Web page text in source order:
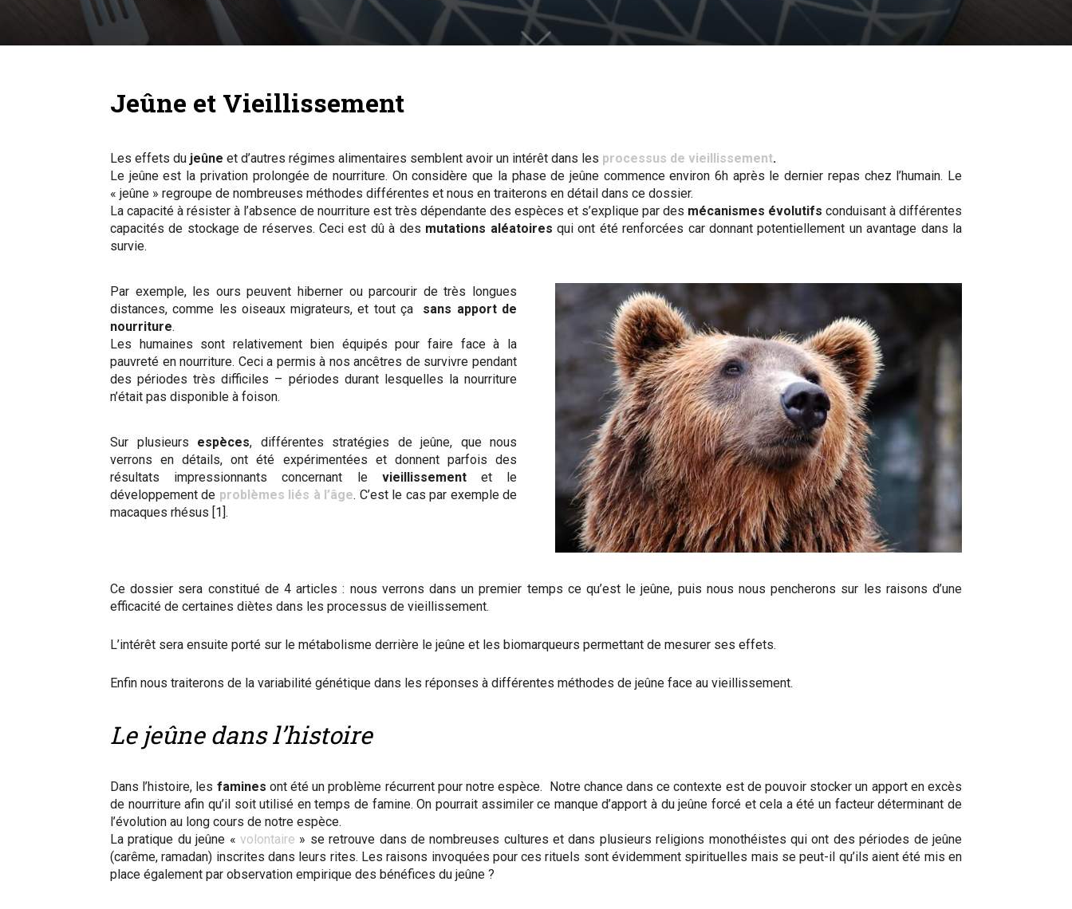
Jeûne et Vieillissement
Les effets du jeûne et d’autres régimes alimentaires semblent avoir un intérêt dans les processus de vieillissement.
Le jeûne est la privation prolongée de nourriture. On considère que la phase de jeûne commence environ 6h après le dernier repas chez l’humain. Le
« jeûne » regroupe de nombreuses méthodes différentes et nous en traiterons en détail dans ce dossier.
La capacité à résister à l’absence de nourriture est très dépendante des espèces et s’explique par des mécanismes évolutifs conduisant à différentes
capacités de stockage de réserves. Ceci est dû à des mutations aléatoires qui ont été renforcées car donnant potentiellement un avantage dans la
survie.
Par exemple, les ours peuvent hiberner ou parcourir de très longues
distances, comme les oiseaux migrateurs, et tout ça
sans apport de
nourriture.
Les humaines sont relativement bien équipés pour faire face à la
pauvreté en nourriture. Ceci a permis à nos ancêtres de survivre pendant
des périodes très difficiles – périodes durant lesquelles la nourriture
n’était pas disponible à foison.
Sur plusieurs espèces, différentes stratégies de jeûne, que nous
verrons en détails, ont été expérimentées et donnent parfois des
résultats impressionnants concernant le vieillissement et le
développement de problèmes liés à l’âge. C’est le cas par exemple de
macaques rhésus [1].
Ce dossier sera constitué de 4 articles : nous verrons dans un premier temps ce qu’est le jeûne, puis nous nous pencherons sur les raisons d’une
efficacité de certaines diètes dans les processus de vieillissement.
L’intérêt sera ensuite porté sur le métabolisme derrière le jeûne et les biomarqueurs permettant de mesurer ses effets.
Enfin nous traiterons de la variabilité génétique dans les réponses à différentes méthodes de jeûne face au vieillissement.
Le jeûne dans l’histoire
Dans l’histoire, les famines ont été un problème récurrent pour notre espèce. Notre chance dans ce contexte est de pouvoir stocker un apport en excès
de nourriture afin qu’il soit utilisé en temps de famine. On pourrait assimiler ce manque d’apport à du jeûne forcé et cela a été un facteur déterminant de
l’évolution au long cours de notre espèce.
La pratique du jeûne « volontaire » se retrouve dans de nombreuses cultures et dans plusieurs religions monothéistes qui ont des périodes de jeûne
(carême, ramadan) inscrites dans leurs rites. Les raisons invoquées pour ces rituels sont évidemment spirituelles mais se peut-il qu’ils aient été mis en
place également par observation empirique des bénéfices du jeûne ?